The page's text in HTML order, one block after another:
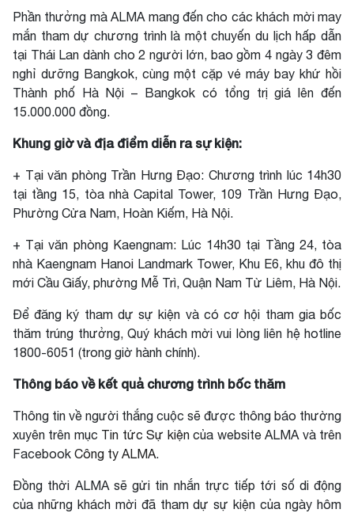
Phần thưởng mà ALMA mang đến cho các khách mời may
mắn tham dự chương trình là một chuyến du lịch hấp dẫn
tại Thái Lan dành cho 2 người lớn, bao gồm 4 ngày 3 đêm
nghỉ dưỡng Bangkok, cùng một cặp vé máy bay khứ hồi
Thành phố Hà Nội – Bangkok có tổng trị giá lên đến
15.000.000 đồng.
Khung giờ và địa điểm diễn ra sự kiện:
+ Tại văn phòng Trần Hưng Đạo: Chương trình lúc 14h30
tại tầng 15, tòa nhà Capital Tower, 109 Trần Hưng Đạo,
Phường Cửa Nam, Hoàn Kiếm, Hà Nội.
+ Tại văn phòng Kaengnam: Lúc 14h30 tại Tầng 24, tòa
nhà Kaengnam Hanoi Landmark Tower, Khu E6, khu đô thị
mới Cầu Giấy, phường Mễ Trì, Quận Nam Từ Liêm, Hà Nội.
Để đăng ký tham dự sự kiện và có cơ hội tham gia bốc
thăm trúng thưởng, Quý khách mời vui lòng liên hệ hotline
1800-6051 (trong giờ hành chính).
Thông báo về kết quả chương trình bốc thăm
Thông tin về người thắng cuộc sẽ được thông báo thường
xuyên trên mục Tin tức Sự kiệncủa website ALMA và trên
Facebook Công ty ALMA.
Đồng thời ALMA sẽ gửi tin nhắn trực tiếp tới số di động
của những khách mời đã tham dự sự kiện của ngày hôm